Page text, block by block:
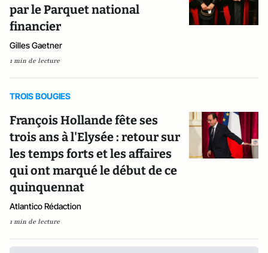
par le Parquet national
financier
Gilles Gaetner
1 min de lecture
TROIS BOUGIES
François Hollande fête ses
trois ans à l'Elysée : retour sur
les temps forts et les affaires
qui ont marqué le début de ce
quinquennat
Atlantico Rédaction
1 min de lecture